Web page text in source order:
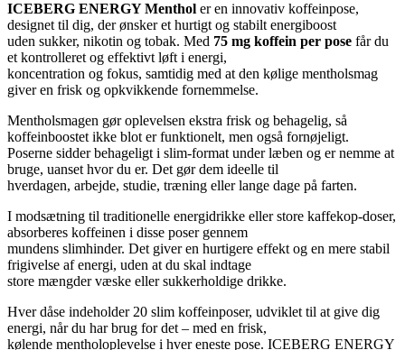
ICEBERG ENERGY Menthol er en innovativ koffeinpose,
designet til dig, der ønsker et hurtigt og stabilt energiboost
uden sukker, nikotin og tobak. Med 75 mg koffein per pose får du
et kontrolleret og effektivt løft i energi,
koncentration og fokus, samtidig med at den kølige mentholsmag
giver en frisk og opkvikkende fornemmelse.
Mentholsmagen gør oplevelsen ekstra frisk og behagelig, så
koffeinboostet ikke blot er funktionelt, men også fornøjeligt.
Poserne sidder behageligt i slim-format under læben og er nemme at
bruge, uanset hvor du er. Det gør dem ideelle til
hverdagen, arbejde, studie, træning eller lange dage på farten.
I modsætning til traditionelle energidrikke eller store kaffekop-doser,
absorberes koffeinen i disse poser gennem
mundens slimhinder. Det giver en hurtigere effekt og en mere stabil
frigivelse af energi, uden at du skal indtage
store mængder væske eller sukkerholdige drikke.
Hver dåse indeholder 20 slim koffeinposer, udviklet til at give dig
energi, når du har brug for det – med en frisk,
kølende mentholoplevelse i hver eneste pose. ICEBERG ENERGY